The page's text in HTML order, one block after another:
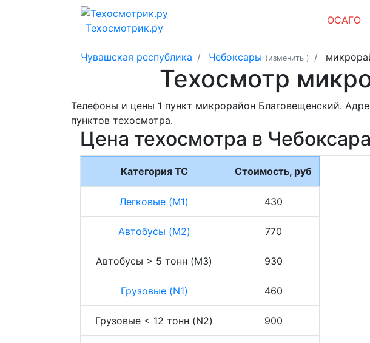
Техосмотрик.ру
ОСАГО
Чувашская республика Чебоксары (изменить )
Техосмотр
Телефоны и цены 1 пункт микрорайон Благовещенский.
пунктов техосмотра.
Цена техосмотра в
Категория ТС Стоимость, руб
Легковые (M1) 430
Автобусы (M2) 770
Автобусы > 5 тонн (M3) 930
Грузовые (N1) 460
Грузовые < 12 тонн (N2) 900